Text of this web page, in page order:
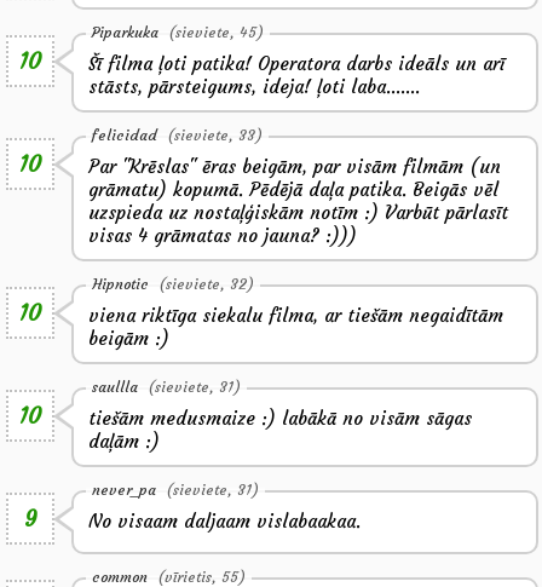
10
Piparkuka (sieviete, 45)
Šī filma ļoti patika! Operatora darbs ideāls un arī
stāsts, pārsteigums, ideja! ļoti laba.......
10
felicidad (sieviete, 33)
Par "Krēslas" ēras beigām, par visām filmām (un
grāmatu) kopumā. Pēdējā daļa patika. Beigās vēl
uzspieda uz nostaļģiskām notīm :) Varbūt pārlasīt
visas 4 grāmatas no jauna? :)))
10
Hipnotic (sieviete, 32)
viena riktīga siekalu filma, ar tiešām negaidītām
beigām :)
10
saullla (sieviete, 31)
tiešām medusmaize :) labākā no visām sāgas
daļām :)
9
never_pa (sieviete, 31)
No visaam daljaam vislabaakaa.
common (vīrietis, 55)